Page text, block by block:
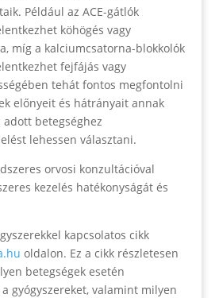
Például az ACE-gátlók
köhögés vagy
míg a kalciumcsatorna-blokkolók
fejfájás vagy
tehát fontos megfontolni
előnyeit és hátrányait annak
betegséghez
lehessen választani.
orvosi konzultációval
kezelés hatékonyságát és
kapcsolatos cikk
oldalon. Ez a cikk részletesen
betegségek esetén
gyógyszereket, valamint milyen